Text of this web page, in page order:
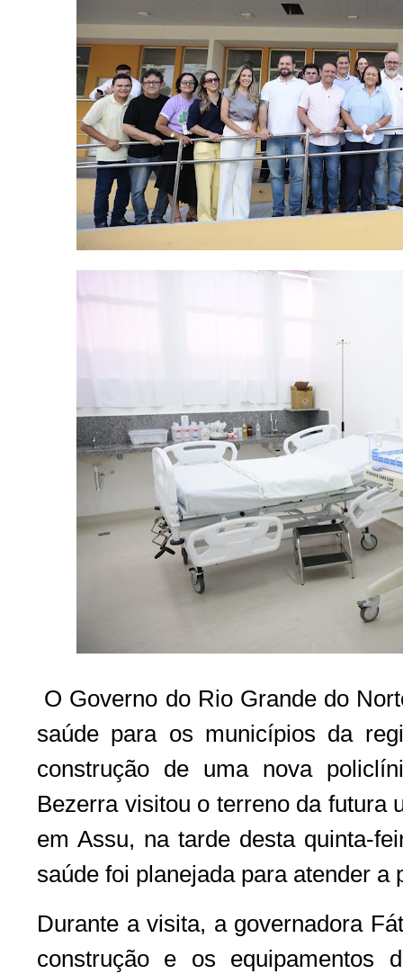
O Governo do Rio Grande do
saúde para os municípios da
construção de uma nova
Bezerra visitou o terreno da futura
em Assu, na tarde desta quinta-
saúde foi planejada para atender a
Durante a visita, a governadora
construção e os equipamentos